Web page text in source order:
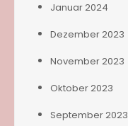
Januar 2024
Dezember 2023
November 2023
Oktober 2023
September 2023